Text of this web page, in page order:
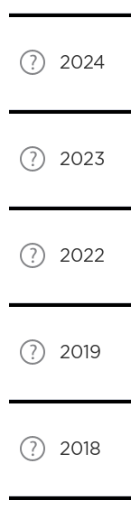
2024
2023
2022
2019
2018